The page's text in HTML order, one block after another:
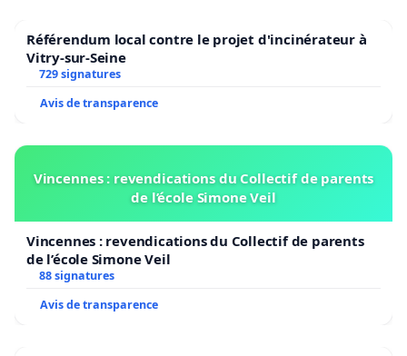
Référendum local contre le projet d'incinérateur à
Vitry-sur-Seine
729 signatures
Avis de transparence
Vincennes : revendications du Collectif de parents
de l’école Simone Veil
Vincennes : revendications du Collectif de parents
de l’école Simone Veil
88 signatures
Avis de transparence